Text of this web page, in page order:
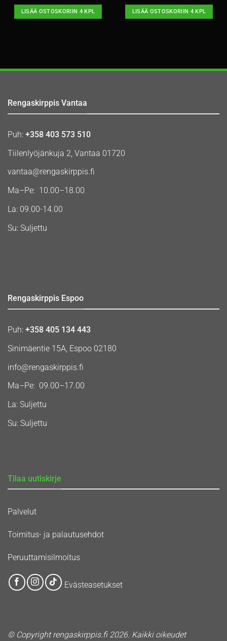
LISÄÄ OSTOSKORIIN 4 KPL LISÄÄ OSTOSKORIIN 4 KPL
Rengaskirppis Vantaa
Puh: +358 403 573 510
Tiilenlyöjänkuja 2, Vantaa 01720
vantaa@rengaskirppis.fi
Ma–Pe: 10.00–18.00
La: 09.00-14.00
Su: Suljettu
Rengaskirppis Espoo
Puh: +358 405 134 443
Sinimäentie 15A, Espoo 02180
info@rengaskirppis.fi
Ma–Pe: 09.00–17.00
La: Suljettu
Su: Suljettu
Tilaa uutiskirje
Palvelut
Toimitus- ja palautusehdot
Peruuttamisilmoitus
Evästeasetukset
© Copyright rengaskirppis.fi 2026. Kaikki oikeudet